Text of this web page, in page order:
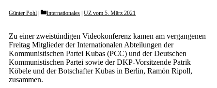
Günter Pohl Categories
Internationales UZ vom 5. März 2021
Zu einer zweistündigen Videokonferenz kamen am vergangenen
Freitag Mitglieder der Internationalen Abteilungen der
Kommunistischen Partei Kubas (PCC) und der Deutschen
Kommunistischen Partei sowie der DKP-Vorsitzende Patrik
Köbele und der Botschafter Kubas in Berlin, Ramón Ripoll,
zusammen.